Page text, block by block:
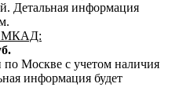
Детальная информация
МКАД:
по Москве с учетом наличия
информация будет